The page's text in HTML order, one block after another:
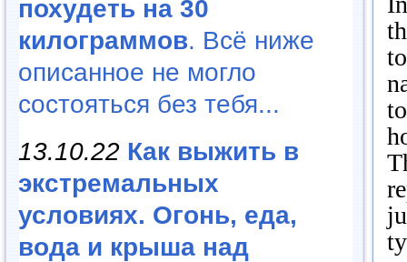
похудеть на 30
килограммов. Всё ниже
описанное не могло
состояться без тебя...
13.10.22 Как выжить в
экстремальных
условиях. Огонь, еда,
вода и крыша над